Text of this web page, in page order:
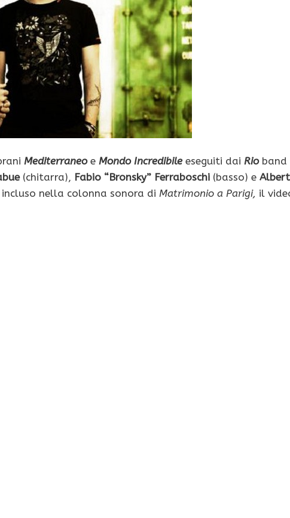
Mediterraneoe Mondo Incredibileeseguiti dai Rioband
(chitarra), Fabio “Bronsky” Ferraboschi (basso) e
nella colonna sonora di Matrimonio a Parigi, il